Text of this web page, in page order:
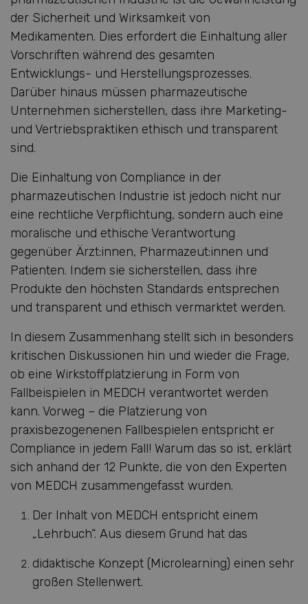
der Sicherheit und Wirksamkeit von
Medikamenten. Dies erfordert die Einhaltung aller
Vorschriften während des gesamten
Entwicklungs- und Herstellungsprozesses.
Darüber hinaus müssen pharmazeutische
Unternehmen sicherstellen, dass ihre Marketing-
und Vertriebspraktiken ethisch und transparent
sind.
Die Einhaltung von Compliance in der
pharmazeutischen Industrie ist jedoch nicht nur
eine rechtliche Verpflichtung, sondern auch eine
moralische und ethische Verantwortung
gegenüber Ärzt:innen, Pharmazeut:innen und
Patienten. Indem sie sicherstellen, dass ihre
Produkte den höchsten Standards entsprechen
und transparent und ethisch vermarktet werden.
In diesem Zusammenhang stellt sich in besonders
kritischen Diskussionen hin und wieder die Frage,
ob eine Wirkstoffplatzierung in Form von
Fallbeispielen in MEDCH verantwortet werden
kann. Vorweg – die Platzierung von
praxisbezogenenen Fallbespielen entspricht er
Compliance in jedem Fall! Warum das so ist, erklärt
sich anhand der 12 Punkte, die von den Experten
von MEDCH zusammengefasst wurden.
Der Inhalt von MEDCH entspricht einem
„Lehrbuch“. Aus diesem Grund hat das
didaktische Konzept (Microlearning) einen sehr
großen Stellenwert.